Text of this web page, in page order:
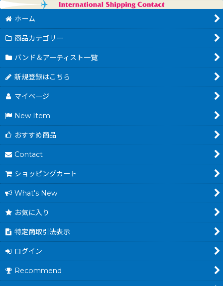
ホーム
商品カテゴリー
バンド＆アーティスト一覧
新規登録はこちら
マイページ
New Item
おすすめ商品
Contact
ショッピングカート
What's New
お気に入り
特定商取引法表示
ログイン
Recommend